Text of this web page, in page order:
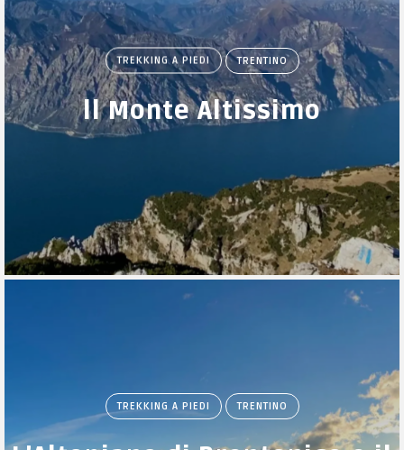
TREKKING A PIEDI TRENTINO
ll Monte Altissimo
TREKKING A PIEDI TRENTINO